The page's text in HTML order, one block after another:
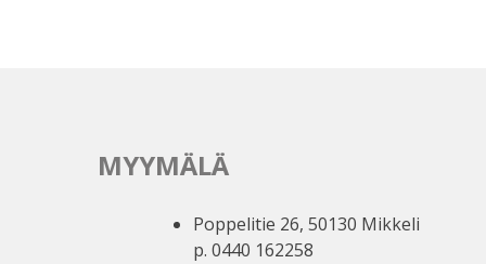
MYYMÄLÄ
Poppelitie 26, 50130 Mikkeli
p. 0440 162258